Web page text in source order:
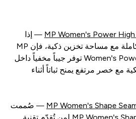
MP Women's Power — إذا
كنتِ تبحثين عن تغطية كاملة مع مساحة تخزين ذكية، فإن MP
Women's Power High Rise Leggings توفر جيباً مخفياً داخل
مع خصر مرتفع يمنح ثباتاً أثناء
MP Women's Shape — صُممت
MP Women's Shape Seamless Leggings لمن تُقدّم تقنية